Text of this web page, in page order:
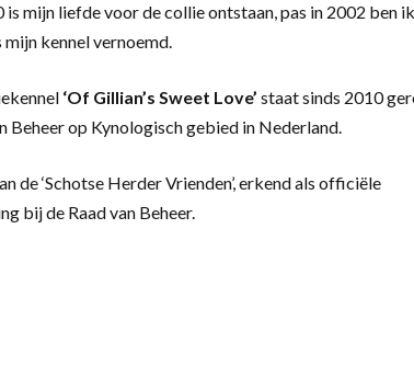
is mijn liefde voor de collie ontstaan, pas in 2002 ben
mijn kennel vernoemd.
‘Of Gillian’s Sweet Love’ staat sinds 2010
Beheer op Kynologisch gebied in Nederland.
de ‘Schotse Herder Vrienden’, erkend als officiële
bij de Raad van Beheer.